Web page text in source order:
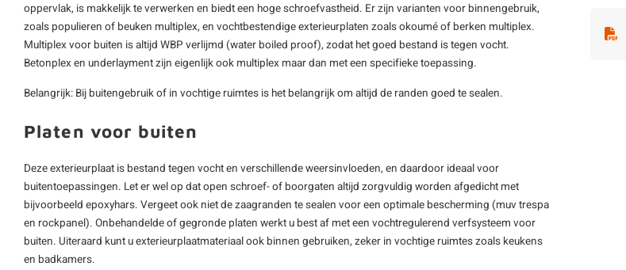
oppervlak, is makkelijk te verwerken en biedt een hoge schroefvastheid. Er zijn varianten voor binnengebruik,
zoals populieren of beuken multiplex, en vochtbestendige exterieurplaten zoals okoumé of berken multiplex.
Multiplex voor buiten is altijd WBP verlijmd (water boiled proof), zodat het goed bestand is tegen vocht.
Betonplex en underlayment zijn eigenlijk ook multiplex maar dan met een specifieke toepassing.
Belangrijk: Bij buitengebruik of in vochtige ruimtes is het belangrijk om altijd de randen goed te sealen.
Platen voor buiten
Deze exterieurplaat is bestand tegen vocht en verschillende weersinvloeden, en daardoor ideaal voor
buitentoepassingen. Let er wel op dat open schroef- of boorgaten altijd zorgvuldig worden afgedicht met
bijvoorbeeld epoxyhars. Vergeet ook niet de zaagranden te sealen voor een optimale bescherming (muv trespa
en rockpanel). Onbehandelde of gegronde platen werkt u best af met een vochtregulerend verfsysteem voor
buiten. Uiteraard kunt u exterieurplaatmateriaal ook binnen gebruiken, zeker in vochtige ruimtes zoals keukens
en badkamers.